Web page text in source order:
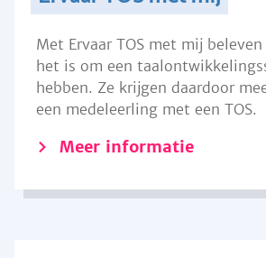
Met Ervaar TOS met mij
het is om een
hebben. Ze krijgen daardoor
een medeleerling met een TOS.
Meer informatie